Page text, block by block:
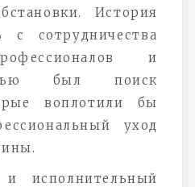
История
с сотрудничества
и
был поиск
воплотили бы
уход
и исполнительный